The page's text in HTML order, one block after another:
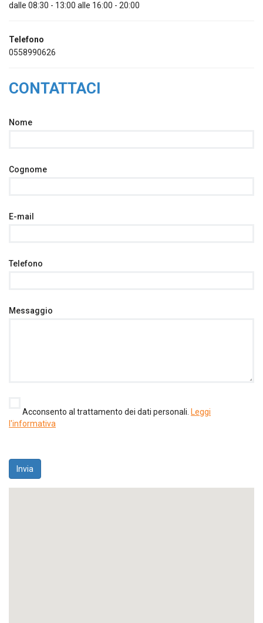
dalle 08:30 - 13:00 alle 16:00 - 20:00
Telefono
0558990626
CONTATTACI
Nome
Cognome
E-mail
Telefono
Messaggio
Acconsento al trattamento dei dati personali. Leggi
l'informativa
Invia